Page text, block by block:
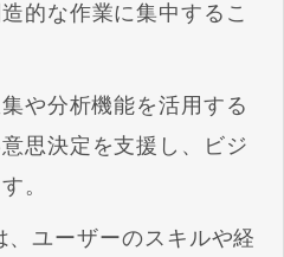
的な作業に集中するこ
や分析機能を活用する
思決定を支援し、ビジ
。
ユーザーのスキルや経